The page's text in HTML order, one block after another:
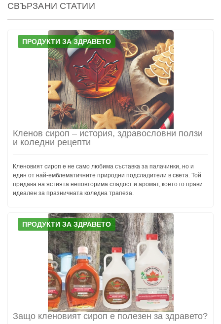
СВЪРЗАНИ СТАТИИ
ПРОДУКТИ ЗА ЗДРАВЕТО
Кленов сироп – история, здравословни ползи
и коледни рецепти
Кленовият сироп е не само любима съставка за палачинки, но и
един от най-емблематичните природни подсладители в света. Той
придава на ястията неповторима сладост и аромат, което го прави
идеален за празничната коледна трапеза.
ПРОДУКТИ ЗА ЗДРАВЕТО
Защо кленовият сироп е полезен за здравето?